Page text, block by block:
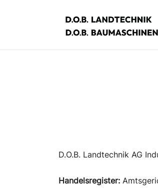
D.O.B. Landtechnik AG
Handelsregister: